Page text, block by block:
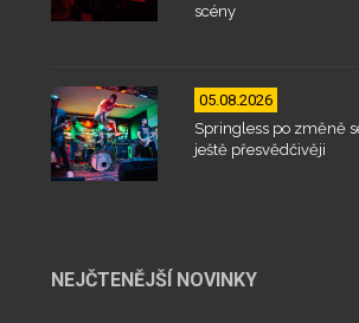
scény
05.08.2026
Springless po změně
ještě přesvědčivěji
NEJČTENĚJŠÍ NOVINKY